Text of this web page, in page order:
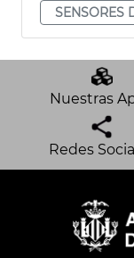
SENSORES
Nuestras
Redes